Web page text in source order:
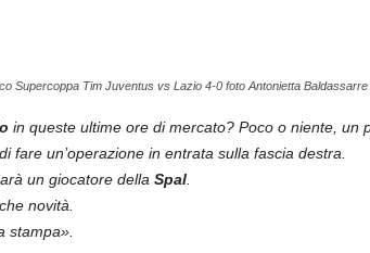
Supercoppa Tim Juventus vs Lazio 4-0 foto Antonietta
in queste ultime ore di mercato? Poco o niente, un
fare un’operazione in entrata sulla fascia destra.
un giocatore della Spal.
novità.
stampa».